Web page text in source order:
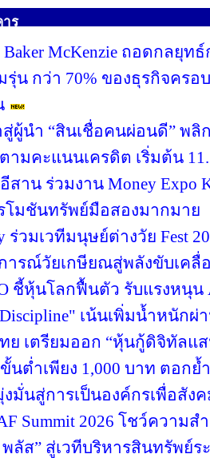
ร
McKenzie ถอดกลยุท
รุ่น กว่า 70% ของธุรกิจคร
ผู้นำ “สินเชื่อคนผ่อนดี” พลิ
ามคะแนนเครดิต เริ่มต้น
สาน ร่วมงาน Money Expo
โมชันทรัพย์มือสองมากมาย
ร่วมเวทีมนุษย์ต่างวัย Fest
ารณ์วัยเกษียณสู่พลังขับเคลื่
ชี้หุ้นโลกฟื้นตัว รับแรงหนุน
เน้นเพิ่มน้ำหนักผ่
ย เตรียมออก “หุ้นกู้ดิจิทัลแ
นต่ำเพียง 1,000 บาท ตอก
งมั่นสู่การเป็นองค์กรเพื่อสัง
Summit 2026 โชว์ความส
ลัส” สู่เวทีบริหารสินทรัพย์ร